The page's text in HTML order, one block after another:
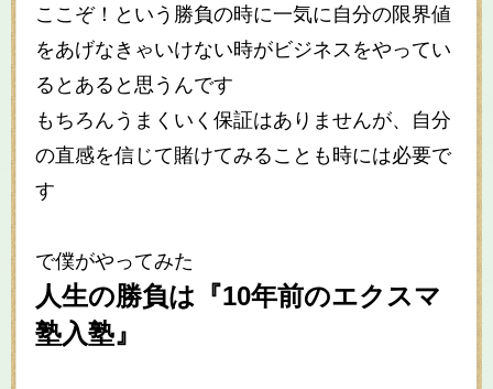
ここぞ！という勝負の時に一気に自分の限界値
をあげなきゃいけない時がビジネスをやってい
るとあると思うんです
もちろんうまくいく保証はありませんが、自分
の直感を信じて賭けてみることも時には必要で
す
で僕がやってみた
人生の勝負は『10年前のエクスマ
塾入塾』